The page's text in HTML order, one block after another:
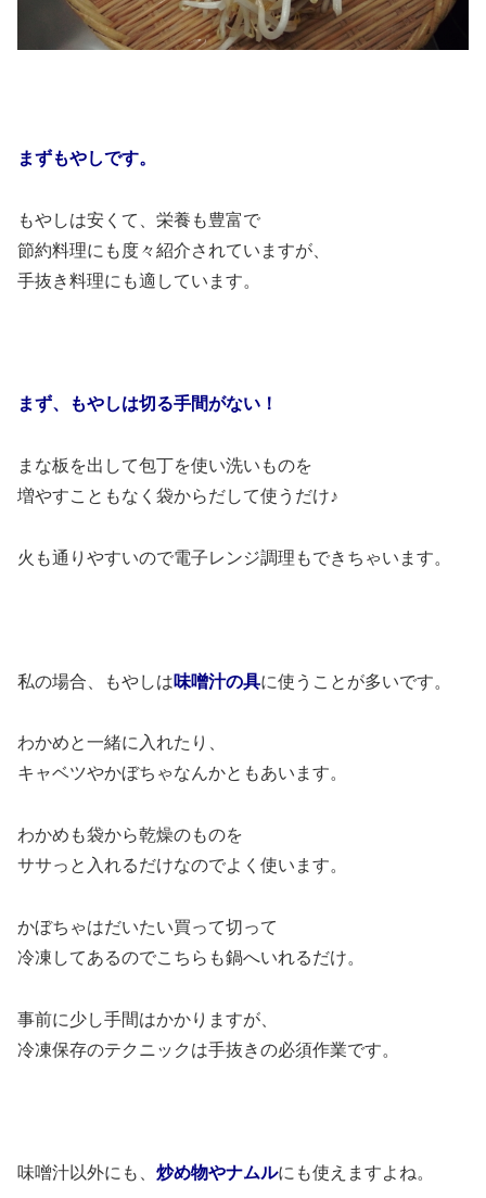
まずもやしです。
もやしは安くて、栄養も豊富で
節約料理にも度々紹介されていますが、
手抜き料理にも適しています。
まず、もやしは切る手間がない！
まな板を出して包丁を使い洗いものを
増やすこともなく袋からだして使うだけ♪
火も通りやすいので電子レンジ調理もできちゃいます。
私の場合、もやしは味噌汁の具に使うことが多いです。
わかめと一緒に入れたり、
キャベツやかぼちゃなんかともあいます。
わかめも袋から乾燥のものを
ササっと入れるだけなのでよく使います。
かぼちゃはだいたい買って切って
冷凍してあるのでこちらも鍋へいれるだけ。
事前に少し手間はかかりますが、
冷凍保存のテクニックは手抜きの必須作業です。
味噌汁以外にも、 炒め物やナムルにも使えますよね。